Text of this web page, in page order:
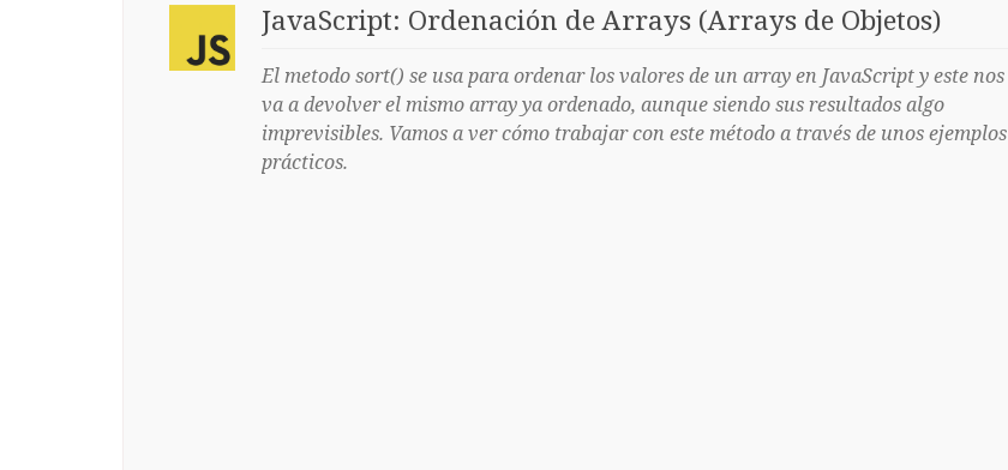
JavaScript: Ordenación de Arrays (Arrays de Objetos)
El metodo sort() se usa para ordenar los valores de un array en JavaScript y este nos
va a devolver el mismo array ya ordenado, aunque siendo sus resultados algo
imprevisibles. Vamos a ver cómo trabajar con este método a través de unos ejemplos
prácticos.